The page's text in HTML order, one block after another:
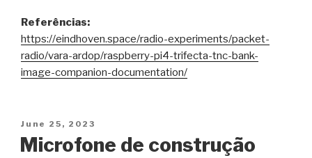
Referências:
https://eindhoven.space/radio-experiments/packet-
radio/vara-ardop/raspberry-pi4-trifecta-tnc-bank-
image-companion-documentation/
Posted
on
June 25, 2023
Microfone de construção